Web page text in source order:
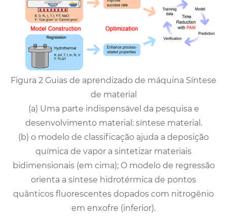
Figura 2 Guias de aprendizado de máquina Síntese
de material
(a) Uma parte indispensável da pesquisa e
desenvolvimento material: síntese material.
(b) o modelo de classificação ajuda a deposição
química de vapor a sintetizar materiais
bidimensionais (em cima); O modelo de regressão
orienta a síntese hidrotérmica de pontos
quânticos fluorescentes dopados com nitrogênio
em enxofre (inferior).